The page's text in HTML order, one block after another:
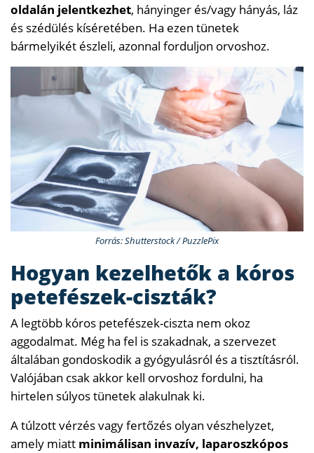
oldalán jelentkezhet, hányinger és/vagy hányás, láz
és szédülés kíséretében. Ha ezen tünetek
bármelyikét észleli, azonnal forduljon orvoshoz.
Forrás: Shutterstock / PuzzlePix
Hogyan kezelhetők a kóros
petefészek-ciszták?
A legtöbb kóros petefészek-ciszta nem okoz
aggodalmat. Még ha fel is szakadnak, a szervezet
általában gondoskodik a gyógyulásról és a tisztításról.
Valójában csak akkor kell orvoshoz fordulni, ha
hirtelen súlyos tünetek alakulnak ki.
A túlzott vérzés vagy fertőzés olyan vészhelyzet,
amely miatt minimálisan invazív, laparoszkópos